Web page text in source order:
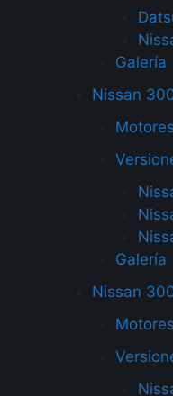
Galería
Nissan
Motores
Galería
Nissan
Motores